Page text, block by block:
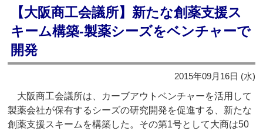
【大阪商工会議所】新たな創薬支援ス
キーム構築‐製薬シーズをベンチャーで
開発
2015年09月16日 (水)
大阪商工会議所は、カーブアウトベンチャーを活用して
製薬会社が保有するシーズの研究開発を促進する、新たな
創薬支援スキームを構築した。その第1号として大商は50